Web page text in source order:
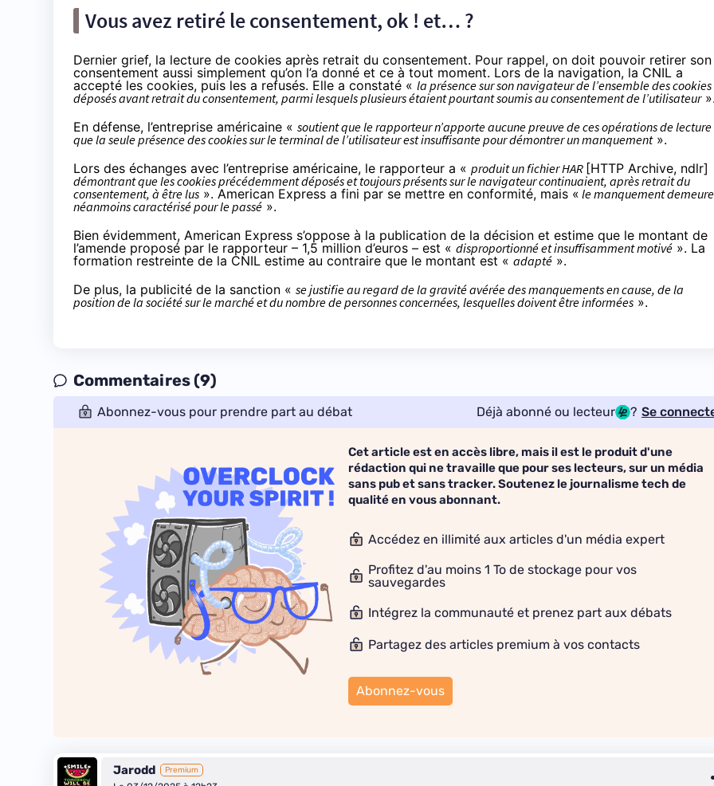
Vous avez retiré le consentement, ok ! et… ?
Dernier grief, la lecture de cookies après retrait du consentement. Pour rappel, on doit pouvoir retirer son
consentement aussi simplement qu’on l’a donné et ce à tout moment. Lors de la navigation, la CNIL a
accepté les cookies, puis les a refusés. Elle a constaté « la présence sur son navigateur de l’ensemble des cookies
déposés avant retrait du consentement, parmi lesquels plusieurs étaient pourtant soumis au consentement de l’utilisateur
En défense, l’entreprise américaine « soutient que le rapporteur n’apporte aucune preuve de ces opérations de
que la seule présence des cookies sur le terminal de l’utilisateur est insuffisante pour démontrer un manquement».
Lors des échanges avec l’entreprise américaine, le rapporteur a « produit un fichier HAR [HTTP Archive, ndlr]
démontrant que les cookies précédemment déposés et toujours présents sur le navigateur continuaient, après retrait du
consentement, à être lus ». American Express a fini par se mettre en conformité, mais « le manquement demeure
néanmoins caractérisé pour le passé ».
Bien évidemment, American Express s’oppose à la publication de la décision et estime que le montant de
l’amende proposé par le rapporteur – 1,5 million d’euros – est « disproportionné et insuffisamment motivé ». La
formation restreinte de la CNIL estime au contraire que le montant est « adapté ».
De plus, la publicité de la sanction « se justifie au regard de la gravité avérée des manquements en cause, de la
position de la société sur le marché et du nombre de personnes concernées, lesquelles doivent être informées ».
Commentaires (9)
Abonnez-vous pour prendre part au débat Déjà abonné ou lecteur ? Se
Cet article est en accès libre, mais il est le produit d'une
rédaction qui ne travaille que pour ses lecteurs, sur un média
sans pub et sans tracker. Soutenez le journalisme tech de
qualité en vous abonnant.
Accédez en illimité aux articles d'un média expert
Profitez d'au moins 1 To de stockage pour vos
sauvegardes
Intégrez la communauté et prenez part aux débats
Partagez des articles premium à vos contacts
Abonnez-vous
Jarodd Premium